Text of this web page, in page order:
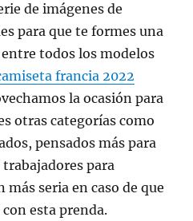
de imágenes de
para que te formes una
entre todos los modelos
francia 2022
la ocasión para
otras categorías como
pensados más para
para
seria en caso de que
esta prenda.